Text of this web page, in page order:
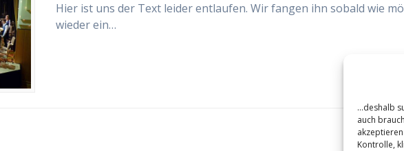
...deshalb
auch
Kontrolle,
Hier ist uns der Text leider entlaufen. Wir fangen ihn sobald wie
wieder ein…